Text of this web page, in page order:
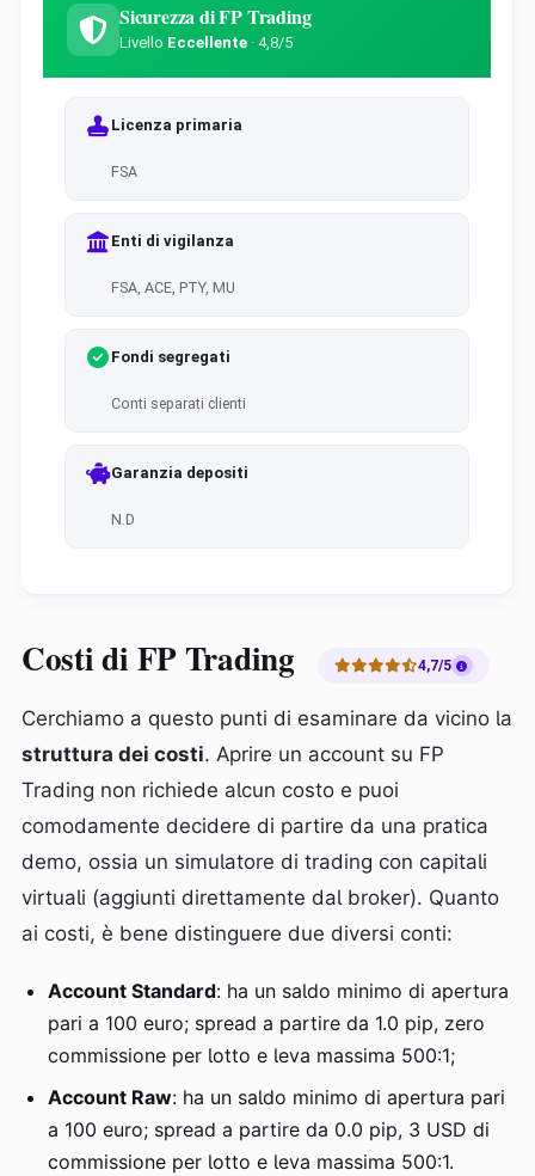
Sicurezza di FP Trading
Livello Eccellente · 4,8/5
Licenza primaria
FSA
Enti di vigilanza
FSA, ACE, PTY, MU
Fondi segregati
Conti separati clienti
Garanzia depositi
N.D
Costi di FP Trading 4,7/5
Cerchiamo a questo punti di esaminare da vicino la
struttura dei costi. Aprire un account su FP
Trading non richiede alcun costo e puoi
comodamente decidere di partire da una pratica
demo, ossia un simulatore di trading con capitali
virtuali (aggiunti direttamente dal broker). Quanto
ai costi, è bene distinguere due diversi conti:
Account Standard: ha un saldo minimo di apertura
pari a 100 euro; spread a partire da 1.0 pip, zero
commissione per lotto e leva massima 500:1;
Account Raw: ha un saldo minimo di apertura pari
a 100 euro; spread a partire da 0.0 pip, 3 USD di
commissione per lotto e leva massima 500:1.